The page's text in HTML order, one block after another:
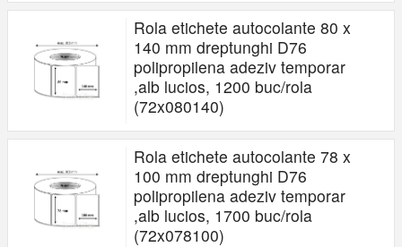
Rola etichete autocolante 80 x
140 mm dreptunghi D76
polipropilena adeziv temporar
,alb lucios, 1200 buc/rola
(72x080140)
Rola etichete autocolante 78 x
100 mm dreptunghi D76
polipropilena adeziv temporar
,alb lucios, 1700 buc/rola
(72x078100)